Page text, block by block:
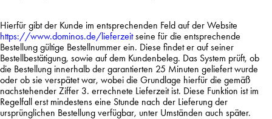
Hierfür gibt der Kunde im entsprechenden Feld auf der Website
https://www.dominos.de/lieferzeitseine für die entsprechende
Bestellung gültige Bestellnummer ein. Diese findet er auf seiner
Bestellbestätigung, sowie auf dem Kundenbeleg. Das System prüft, ob
die Bestellung innerhalb der garantierten 25 Minuten geliefert wurde
oder ob sie verspätet war, wobei die Grundlage hierfür die gemäß
nachstehender Ziffer 3. errechnete Lieferzeit ist. Diese Funktion ist im
Regelfall erst mindestens eine Stunde nach der Lieferung der
ursprünglichen Bestellung verfügbar, unter Umständen auch später.